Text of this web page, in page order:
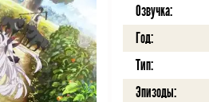
Озвучка:
Год:
Тип:
Эпизоды: